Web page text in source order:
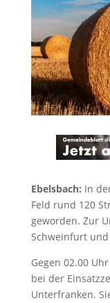
Ebelsbach: In
Feld rund 120
geworden. Zur
Schweinfurt
Gegen 02.00
bei der
Unterfranken.